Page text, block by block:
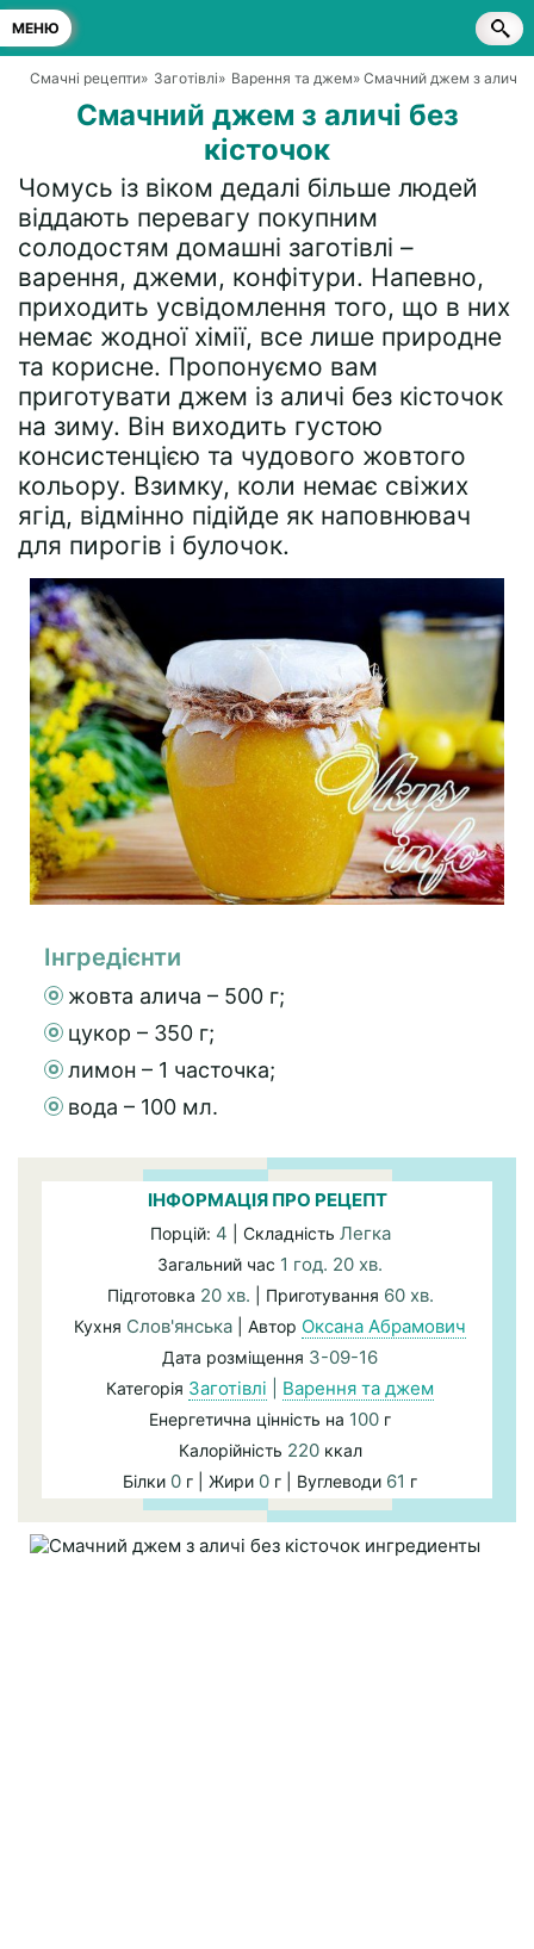
МЕНЮ
Смачні рецепти» Заготівлі» Варення та джем» Смачний джем з аличі
Смачний джем з аличі без
кісточок
Чомусь із віком дедалі більше людей
віддають перевагу покупним
солодостям домашні заготівлі –
варення, джеми, конфітури. Напевно,
приходить усвідомлення того, що в них
немає жодної хімії, все лише природне
та корисне. Пропонуємо вам
приготувати джем із аличі без кісточок
на зиму. Він виходить густою
консистенцією та чудового жовтого
кольору. Взимку, коли немає свіжих
ягід, відмінно підійде як наповнювач
для пирогів і булочок.
Інгредієнти
жовта алича – 500 г;
цукор – 350 г;
лимон – 1 часточка;
вода – 100 мл.
ІНФОРМАЦІЯ ПРО РЕЦЕПТ
Порцій: 4 | Складність Легка
Загальний час 1 год. 20 хв.
Підготовка 20 хв. | Приготування 60 хв.
Кухня Слов'янська | Автор Оксана Абрамович
Дата розміщення 3-09-16
Категорія Заготівлі Варення та джем
Енергетична цінність на 100 г
Калорійність 220ккал
Білки 0 г | Жири 0 г | Вуглеводи 61 г